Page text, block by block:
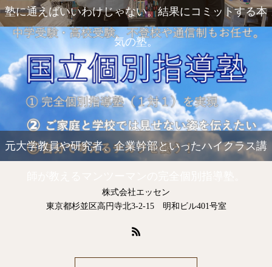
塾に通えばいいわけじゃない。結果にコミットする本
気の塾。
元大学教員や研究者、企業幹部といったハイクラス講
株式会社エッセン
東京都杉並区高円寺北3-2-15 明和ビル401号室